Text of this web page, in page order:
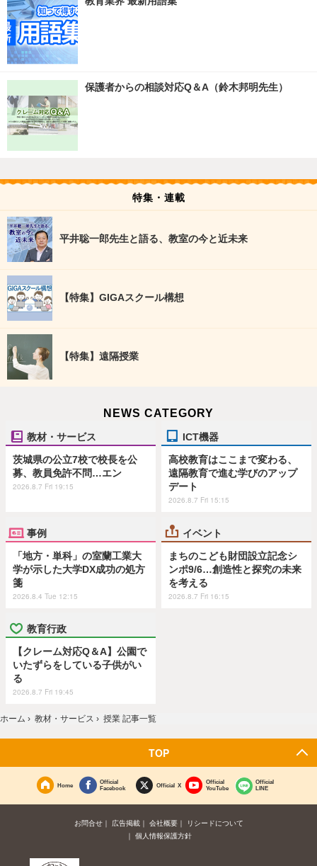
保護者からの相談対応Q＆A（鈴木邦明先生）
特集・連載
平井聡一郎先生と語る、教室の今と近未来
【特集】GIGAスクール構想
【特集】遠隔授業
NEWS CATEGORY
教材・サービス
茨城県の公立7校で校長を公
募、教員免許不問…エン
2026.8.7 Fri 19:15
ICT機器
高校教育はここまで変わる、
遠隔教育で進む学びのアップ
デート
2026.8.7 Fri 15:15
事例
「地方・単科」の室蘭工業大
学が示した大学DX成功の処方
箋
2026.8.4 Tue 12:15
イベント
まちのこども財団設立記念シ
ンポ9/6…創造性と探究の未来
を考える
2026.8.7 Fri 16:15
教育行政
【クレーム対応Q＆A】公園で
いたずらをしている子供がい
る
2026.8.7 Fri 19:45
ホーム › 教材・サービス › 授業 記事一覧
TOP
Home
Official
Facebook
Official X
Official
YouTube
Official
LINE
お問合せ 広告掲載 会社概要
リシードについて
個人情報保護方針